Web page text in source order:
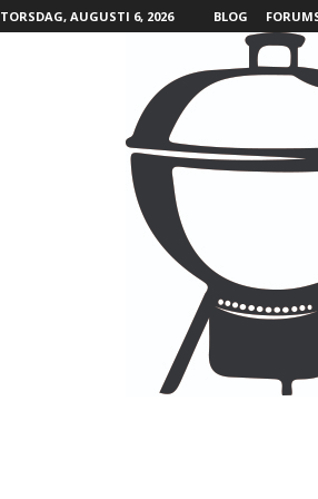
TORSDAG, AUGUSTI 6, 2026 BLOG